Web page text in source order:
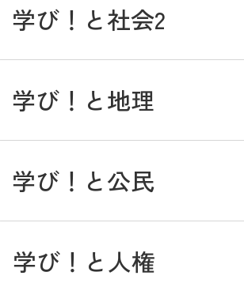
学び！と社会2
学び！と地理
学び！と公民
学び！と人権